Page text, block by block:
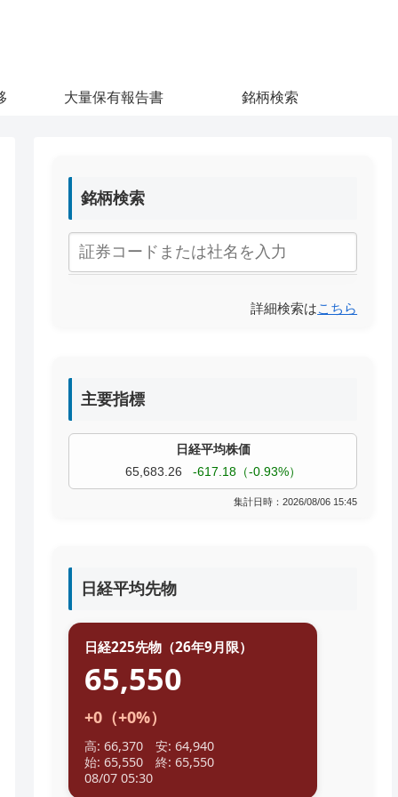
大量保有報告書 銘柄検索
銘柄検索
詳細検索はこちら
主要指標
TOPIX
4,055.85
+9.68（+0.24%）
集計日時：2026/08/06 15:45
日経平均先物
日経225先物（26年9月限）
65,550
+0（+0%）
高: 66,370 安: 64,940
始: 65,550 終: 65,550
08/07 05:30